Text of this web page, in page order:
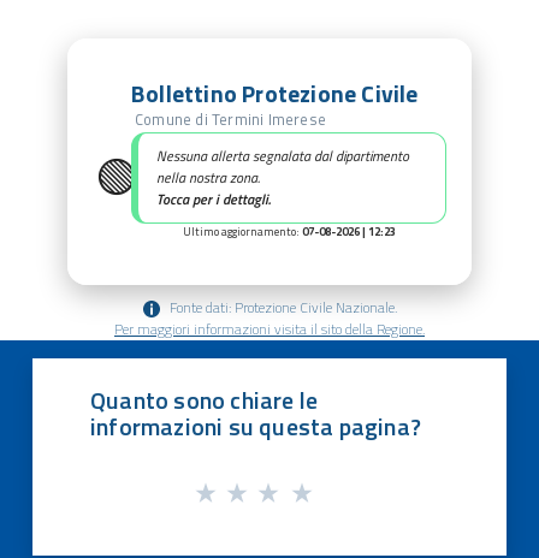
🟢
Bollettino Protezione Civile
Comune di Termini Imerese
Nessuna allerta segnalata dal dipartimento
nella nostra zona.
Tocca per i dettagli.
Ultimo aggiornamento: 07-08-2026 | 12:23
Fonte dati: Protezione Civile Nazionale.
Per maggiori informazioni visita il sito della Regione.
Quanto sono chiare le
informazioni su questa pagina?